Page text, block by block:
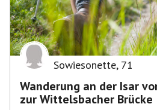
Sowiesonette, 71
Wanderung an der Isar
zur Wittelsbacher Brücke